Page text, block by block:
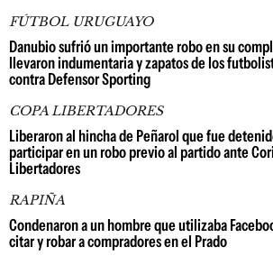
FÚTBOL URUGUAYO
Danubio sufrió un importante robo en su
llevaron indumentaria y zapatos de los
contra Defensor Sporting
COPA LIBERTADORES
Liberaron al hincha de Peñarol que fue
participar en un robo previo al partido ante
Libertadores
RAPIÑA
Condenaron a un hombre que utilizaba
citar y robar a compradores en el Prado